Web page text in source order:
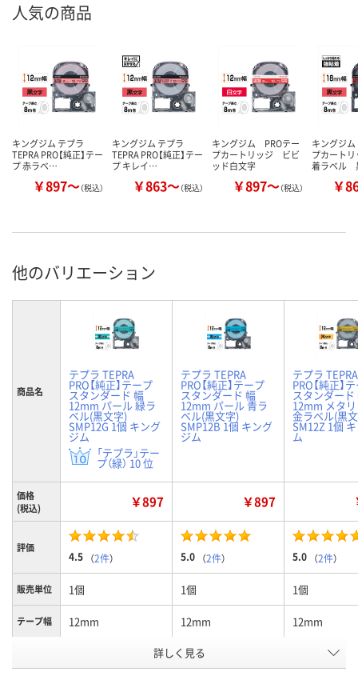
人気の商品
キングジム テプラ
TEPRA PRO【純正】テー
プ 赤ラベ…
￥897～（税込）
キングジム テプラ
TEPRA PRO【純正】テー
プ キレイ…
￥863～（税込）
キングジム PROテー
プカートリッジ ビビ
ッド白文字
￥897～（税込）
キングジ
プカート
着ラベル
￥
他のバリエーション
商品名
テプラ TEPRA
PRO【純正】テープ
スタンダード 幅
12mm パール 緑ラ
ベル(黒文字)
SMP12G 1個 キング
ジム
「テプラ」テー
プ（緑） 10 位
テプラ TEPRA
PRO【純正】テープ
スタンダード 幅
12mm パール 青ラ
ベル(黒文字)
SMP12B 1個 キング
ジム
テプラ TEPRA
PRO【純正】
スタンダード
12mm メタ
金ラベル(黒
SM12Z 1個
ム
価格
(税込)
￥897 ￥897
評価
4.5 （2件） 5.0 （2件） 5.0 （2件）
販売単位 1個 1個 1個
テープ幅 12mm 12mm 12mm
パール青／黒文字
メタリック
字
詳しく見る